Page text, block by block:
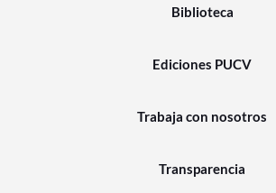
Biblioteca
Ediciones PUCV
Trabaja con nosotros
Transparencia